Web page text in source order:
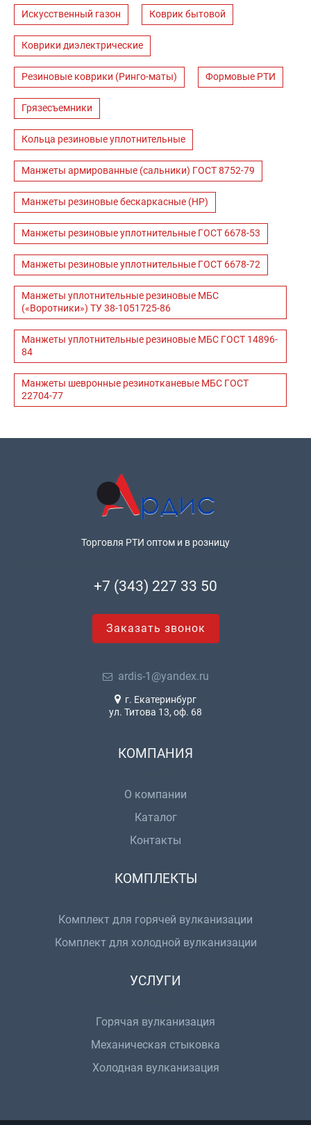
Искусственный газон Коврик бытовой
Коврики диэлектрические
Резиновые коврики (Ринго-маты) Формовые РТИ
Грязесъемники
Кольца резиновые уплотнительные
Манжеты армированные (сальники) ГОСТ 8752-79
Манжеты резиновые бескаркасные (НР)
Манжеты резиновые уплотнительные ГОСТ 6678-53
Манжеты резиновые уплотнительные ГОСТ 6678-72
Манжеты уплотнительные резиновые МБС
(«Воротники») ТУ 38-1051725-86
Манжеты уплотнительные резиновые МБС ГОСТ 14896-
84
Манжеты шевронные резинотканевые МБС ГОСТ
22704-77
Торговля РТИ оптом и в розницу
+7 (343) 227 33 50
Заказать звонок
ardis-1@yandex.ru
г. Екатеринбург
ул. Титова 13, оф. 68
КОМПАНИЯ
О компании
Каталог
Контакты
КОМПЛЕКТЫ
Комплект для горячей вулканизации
Комплект для холодной вулканизации
УСЛУГИ
Горячая вулканизация
Механическая стыковка
Холодная вулканизация